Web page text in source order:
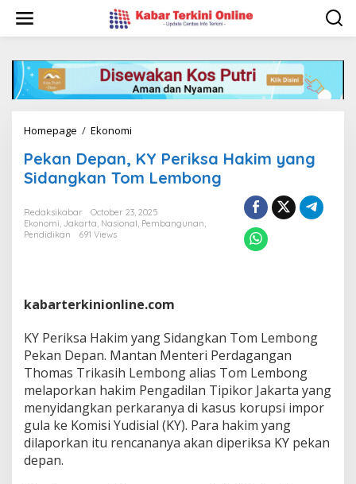
i
Homepage / Ekonomi
a
n
e
p
Y
r
k
s
a
H
a
k
Pekan Depan, KY Periksa Hakim yang
Sidangkan Tom Lembong
Redaksikabar
October 23, 2025
Ekonomi, Jakarta, Nasional, Pembangunan,
Pendidikan
691 Views
kabarterkinionline.com
KY Periksa Hakim yang Sidangkan Tom Lembong
Pekan Depan. Mantan Menteri Perdagangan
Thomas Trikasih Lembong alias Tom Lembong
melaporkan hakim Pengadilan Tipikor Jakarta yang
menyidangkan perkaranya di kasus korupsi impor
gula ke Komisi Yudisial (KY). Para hakim yang
dilaporkan itu rencananya akan diperiksa KY pekan
depan.